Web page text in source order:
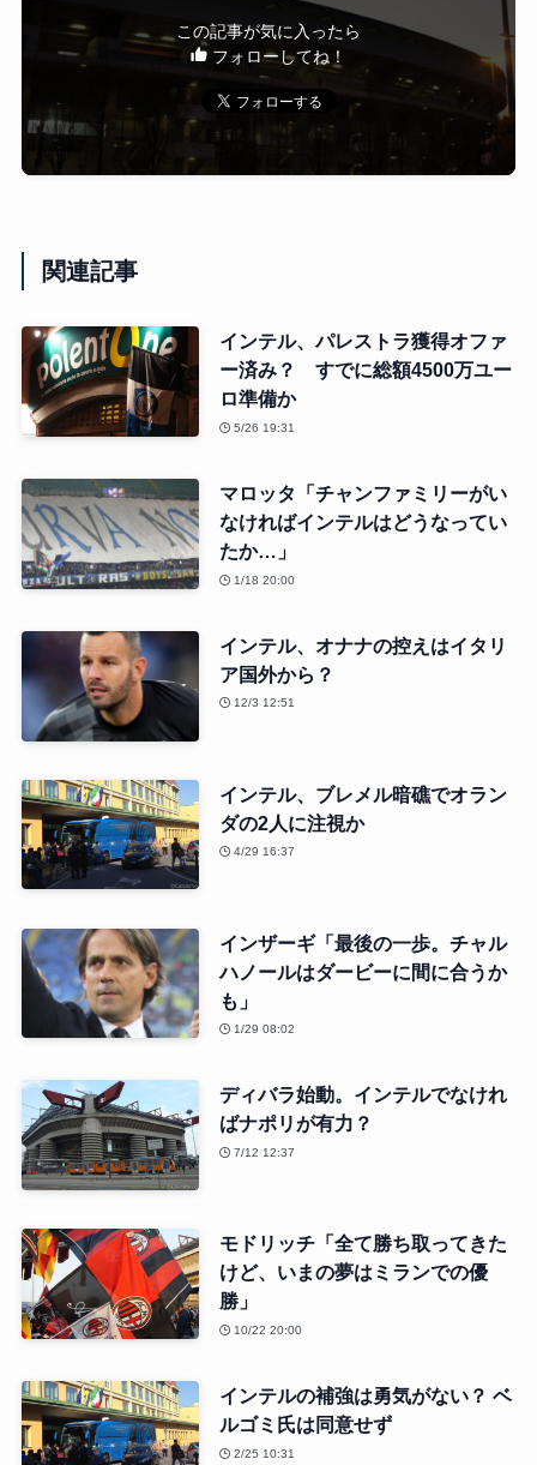
この記事が気に入ったら
フォローしてね！
関連記事
インテル、パレストラ獲得オファ
ー済み？ すでに総額4500万ユー
ロ準備か
5/26 19:31
マロッタ「チャンファミリーがい
なければインテルはどうなってい
たか…」
1/18 20:00
インテル、オナナの控えはイタリ
ア国外から？
12/3 12:51
インテル、ブレメル暗礁でオラン
ダの2人に注視か
4/29 16:37
インザーギ「最後の一歩。チャル
ハノールはダービーに間に合うか
も」
1/29 08:02
ディバラ始動。インテルでなけれ
ばナポリが有力？
7/12 12:37
モドリッチ「全て勝ち取ってきた
けど、いまの夢はミランでの優
勝」
10/22 20:00
インテルの補強は勇気がない？ ベ
ルゴミ氏は同意せず
2/25 10:31